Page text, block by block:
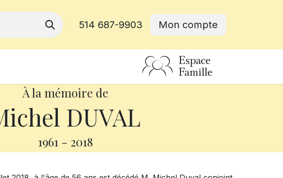
514 687-9903 Mon compte
À la mémoire de
DUVAL
1961 - 2018